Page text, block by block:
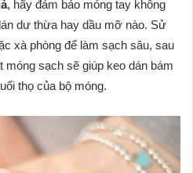
, hãy đảm bảo móng tay không
dư thừa hay dầu mỡ nào. Sử
xà phòng để làm sạch sâu, sau
móng sạch sẽ giúp keo dán bám
thọ của bộ móng.